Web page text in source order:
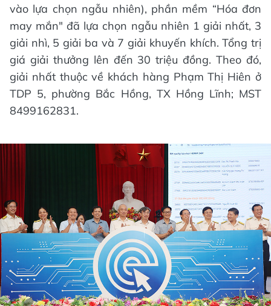
vào lựa chọn ngẫu nhiên), phần mềm “Hóa đơn
may mắn" đã lựa chọn ngẫu nhiên 1 giải nhất, 3
giải nhì, 5 giải ba và 7 giải khuyến khích. Tổng trị
giá giải thưởng lên đến 30 triệu đồng. Theo đó,
giải nhất thuộc về khách hàng Phạm Thị Hiên ở
TDP 5, phường Bắc Hồng, TX Hồng Lĩnh; MST
8499162831.